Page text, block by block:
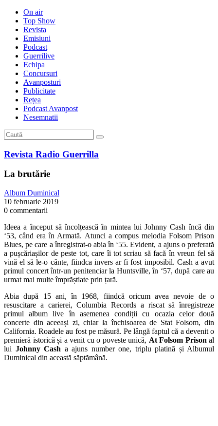
On air
Top Show
Revista
Emisiuni
Podcast
Guerrilive
Echipa
Concursuri
Avanposturi
Publicitate
Rețea
Podcast Avanpost
Nesemnatii
Revista Radio Guerrilla
La brutărie
Album Duminical
10 februarie 2019
0 commentarii
Ideea a început să încolțească în mintea lui Johnny Cash încă din
‘53, când era în Armată. Atunci a compus melodia Folsom Prison
Blues, pe care a înregistrat-o abia în ‘55. Evident, a ajuns o preferată
a pușcăriașilor de peste tot, care îi tot scriau să facă în vreun fel să
vină el să le-o cânte, fiindca invers ar fi fost imposibil. Cash a avut
primul concert într-un penitenciar la Huntsville, în ‘57, după care au
urmat mai multe împrăștiate prin țară.
Abia după 15 ani, în 1968, fiindcă oricum avea nevoie de o
resuscitare a carierei, Columbia Records a riscat să înregistreze
primul album live în asemenea condiții cu ocazia celor două
concerte din aceeași zi, chiar la închisoarea de Stat Folsom, din
California. Roadele au fost pe măsură. Pe lângă faptul că a devenit o
premieră istorică și a venit cu o poveste unică, At Folsom Prison al
lui Johnny Cash a ajuns number one, triplu platină și Albumul
Duminical din această săptămână.